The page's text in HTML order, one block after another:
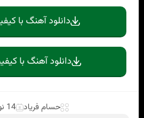
دانلود آهنگ با
دانلود آهنگ با
حسام فریاد 14 نوامبر 2022